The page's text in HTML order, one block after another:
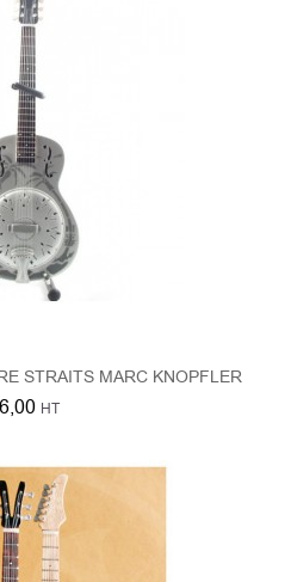
STRAITS MARC KNOPFLER
HT